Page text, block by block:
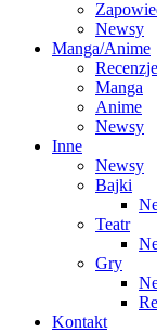
Newsy
Manga/Anime
Recenzje
Manga
Anime
Newsy
Inne
Newsy
Bajki
Teatr
Gry
Kontakt